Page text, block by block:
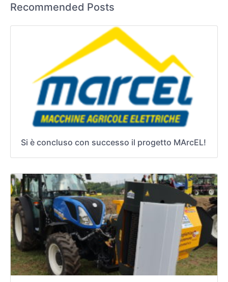
Recommended Posts
Si è concluso con successo il progetto MArcEL!